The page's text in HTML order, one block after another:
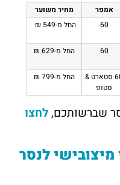
אמפר
מחיר משוער
60 החל מ-549 ₪
60 החל מ-629 ₪
60 סטארט &
סטופ
החל מ-799 ₪
שברשותכם,לחצו
לנסר